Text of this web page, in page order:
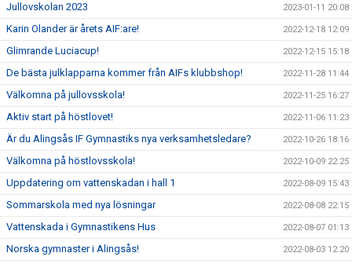
Jullovskolan 2023 2023-01-11 20:08
Karin Olander är årets AIF:are! 2022-12-18 12:09
Glimrande Luciacup! 2022-12-15 15:18
De bästa julklapparna kommer från AIFs klubbshop! 2022-11-28 11:44
Välkomna på jullovsskola! 2022-11-25 16:27
Aktiv start på höstlovet! 2022-11-06 11:23
Är du Alingsås IF Gymnastiks nya verksamhetsledare? 2022-10-26 18:16
Välkomna på höstlovsskola! 2022-10-09 22:25
Uppdatering om vattenskadan i hall 1 2022-08-09 15:43
Sommarskola med nya lösningar 2022-08-08 22:15
Vattenskada i Gymnastikens Hus 2022-08-07 01:13
Norska gymnaster i Alingsås! 2022-08-03 12:20